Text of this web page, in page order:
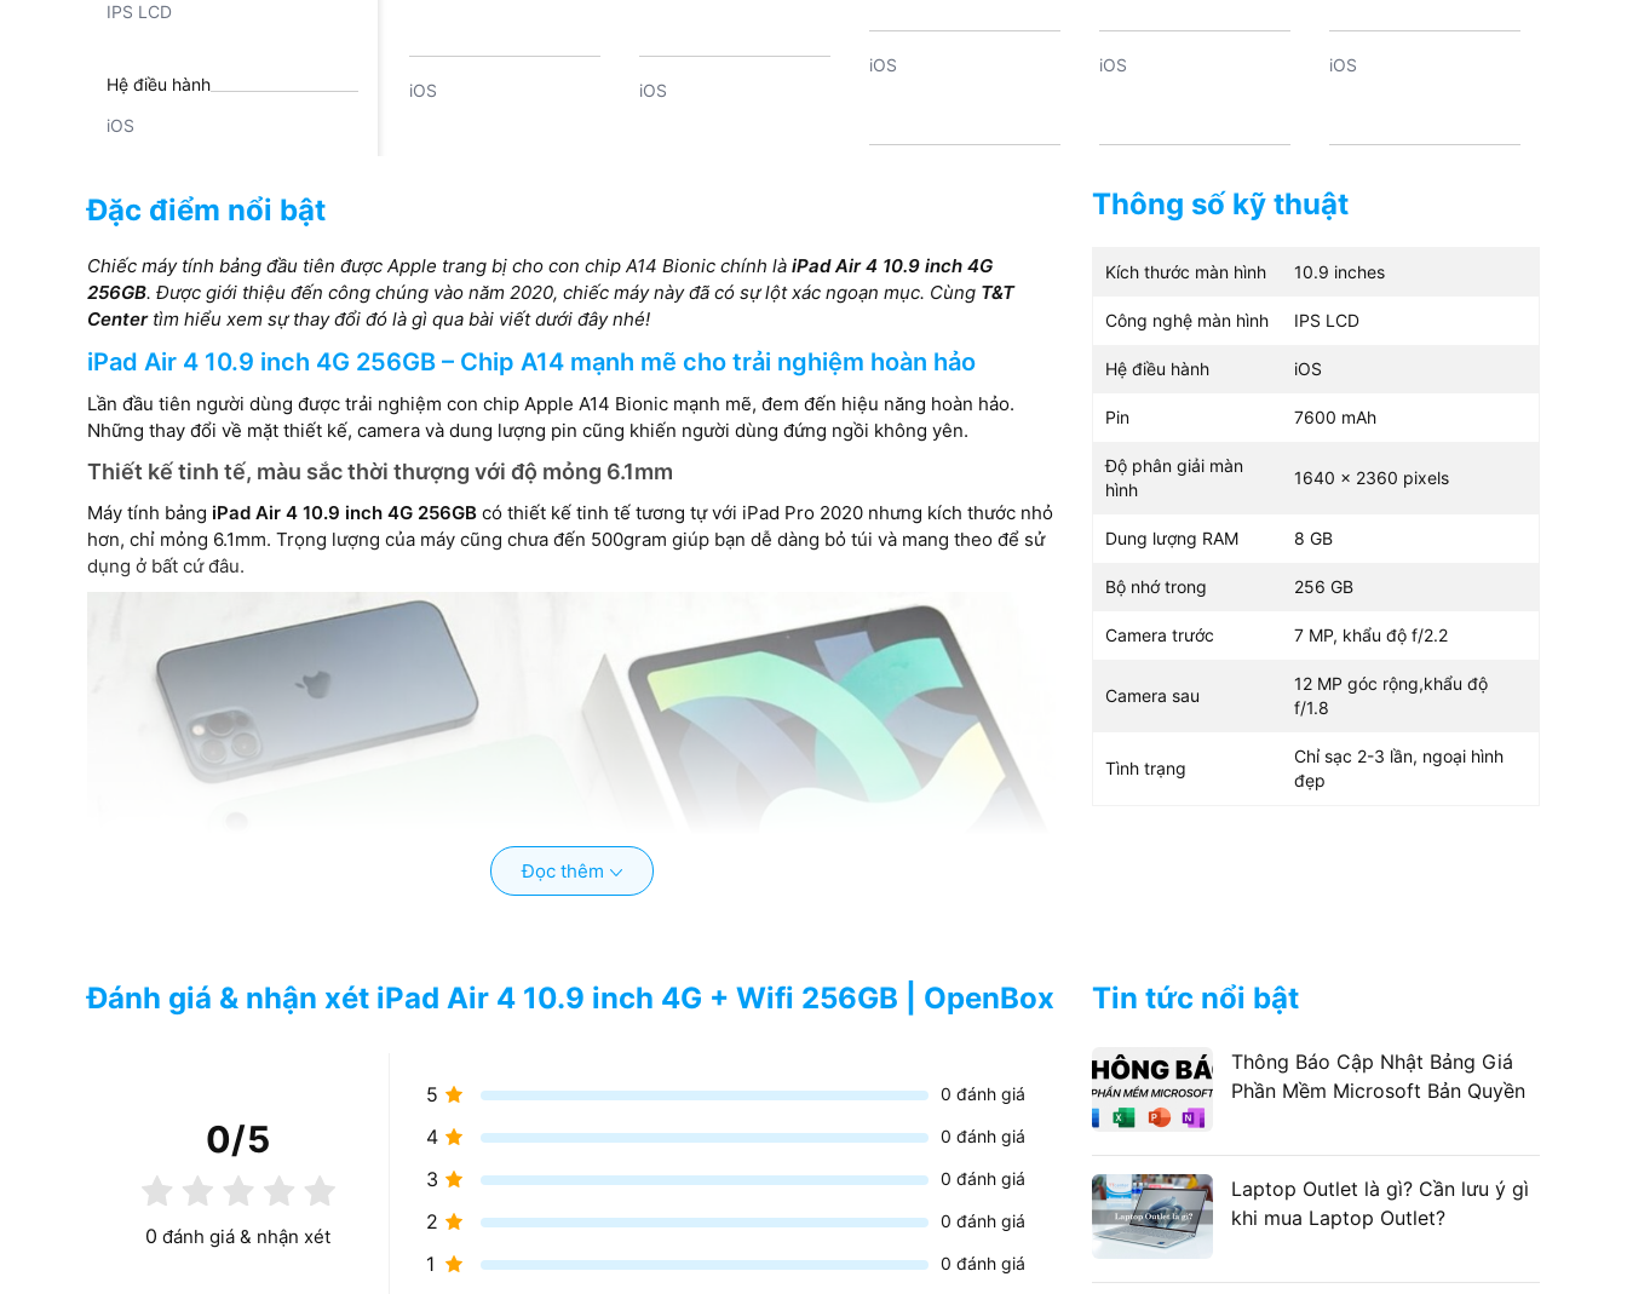
IPS LCD
Hệ điều hành
iOS
Pin
Độ phân giải màn hình
1640 x 2360 pixels
iOS
1640 x 2360 pixels
iOS
1640 x 2360 pixels
iOS
1640 x 2360 pixels
iOS iOS
Đặc điểm nổi bật
Chiếc máy tính bảng đầu tiên được Apple trang bị cho con chip A14 Bionic chính là iPad Air 4 10.9 inch 4G
256GB. Được giới thiệu đến công chúng vào năm 2020, chiếc máy này đã có sự lột xác ngoạn mục. Cùng T&T
Centertìm hiểu xem sự thay đổi đó là gì qua bài viết dưới đây nhé!
iPad Air 4 10.9 inch 4G 256GB – Chip A14 mạnh mẽ cho trải nghiệm hoàn hảo
Lần đầu tiên người dùng được trải nghiệm con chip Apple A14 Bionic mạnh mẽ, đem đến hiệu năng hoàn hảo.
Những thay đổi về mặt thiết kế, camera và dung lượng pin cũng khiến người dùng đứng ngồi không yên.
Thiết kế tinh tế, màu sắc thời thượng với độ mỏng 6.1mm
Máy tính bảng iPad Air 4 10.9 inch 4G 256GB có thiết kế tinh tế tương tự với iPad Pro 2020 nhưng kích thước nhỏ
hơn, chỉ mỏng 6.1mm. Trọng lượng của máy cũng chưa đến 500gram giúp bạn dễ dàng bỏ túi và mang theo để sử
dụng ở bất cứ đâu.
Đọc thêm
Thông số kỹ thuật
Kích thước màn hình 10.9 inches
Công nghệ màn hình IPS LCD
Hệ điều hành iOS
Pin 7600 mAh
Độ phân giải màn
hình
1640 x 2360 pixels
Dung lượng RAM 8 GB
Bộ nhớ trong 256 GB
Camera trước 7 MP, khẩu độ f/2.2
Camera sau
12 MP góc rộng,khẩu độ
f/1.8
Tình trạng
Chỉ sạc 2-3 lần, ngoại hình
đẹp
Đánh giá & nhận xét iPad Air 4 10.9 inch 4G + Wifi 256GB | OpenBox
0/5
0 đánh giá & nhận xét
5 0 đánh giá
4 0 đánh giá
3 0 đánh giá
2 0 đánh giá
1 0 đánh giá
Tin tức nổi bật
Thông Báo Cập Nhật Bảng Giá
Phần Mềm Microsoft Bản Quyền
Laptop Outlet là gì? Cần lưu ý gì
khi mua Laptop Outlet?